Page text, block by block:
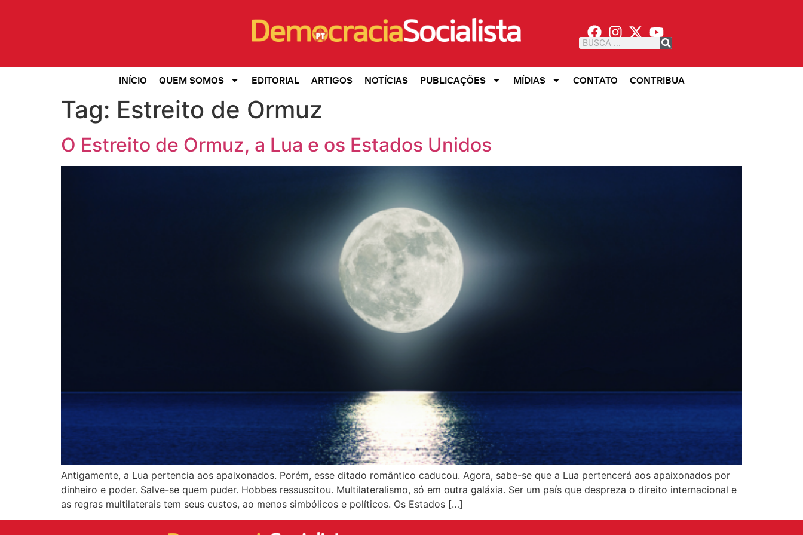
INÍCIO QUEM SOMOS EDITORIAL ARTIGOS NOTÍCIAS PUBLICAÇÕES MÍDIAS CONTATO CONTRIBUA
Tag: Estreito de Ormuz
O Estreito de Ormuz, a Lua e os Estados Unidos
Antigamente, a Lua pertencia aos apaixonados. Porém, esse ditado romântico caducou. Agora, sabe-se que a Lua pertencerá aos apaixonados por
dinheiro e poder. Salve-se quem puder. Hobbes ressuscitou. Multilateralismo, só em outra galáxia. Ser um país que despreza o direito internacional e
as regras multilaterais tem seus custos, ao menos simbólicos e políticos. Os Estados […]